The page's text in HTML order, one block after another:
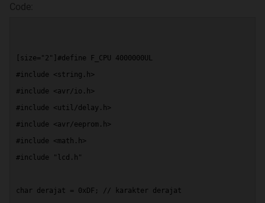
Code:
[size="2"]#define F_CPU 4000000UL
#include <string.h>
#include <avr/io.h>
#include <util/delay.h>
#include <avr/eeprom.h>
#include <math.h>
#include "lcd.h"
char derajat = 0xDF; // karakter derajat